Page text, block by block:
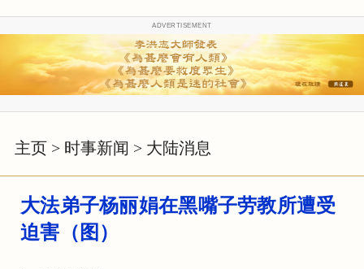
ADVERTISEMENT
主页 > 时事新闻 > 大陆消息
大法弟子杨丽娟在黑嘴子劳教所遭受
迫害（图）